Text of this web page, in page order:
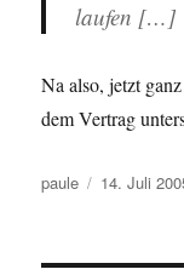
laufen […]
Na also, jetzt
dem Vertrag
Autor
paule 14. Juli